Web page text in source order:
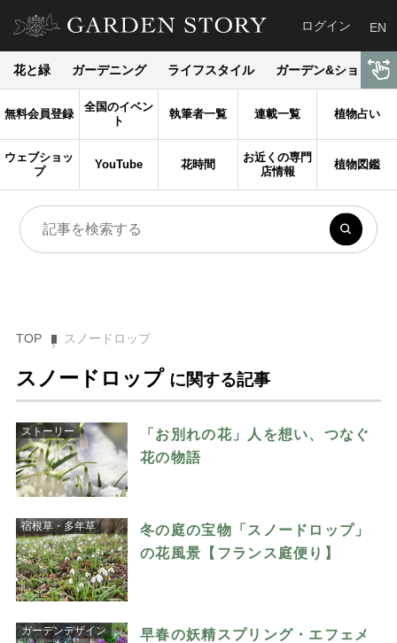
ログイン EN
花と緑 ガーデニング ライフスタイル ガーデン&ショップ
無料会員登録
全国のイベン
ト
執筆者一覧 連載一覧 植物占い
ウェブショッ
プ
YouTube 花時間
お近くの専門
店情報
植物図鑑
TOP スノードロップ
スノードロップ に関する記事
ストーリー
「お別れの花」人を想い、つなぐ
花の物語
宿根草・多年草
冬の庭の宝物「スノードロップ」
の花風景【フランス庭便り】
ガーデンデザイン
早春の妖精スプリング・エフェメ